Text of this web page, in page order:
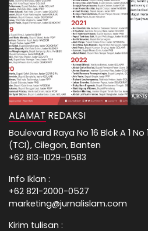
ALAMAT REDAKSI
Boulevard Raya No 16 Blok A 1
(TCI), Cilegon, Banten
+62 813-1029-0583
Info Iklan :
+62 821-2000-0527
marketing@jurnalislam.com
Kirim tulisan :